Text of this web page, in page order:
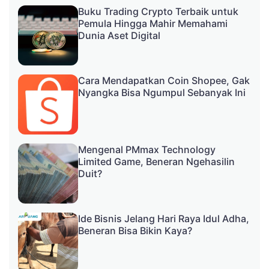
Buku Trading Crypto Terbaik untuk
Pemula Hingga Mahir Memahami
Dunia Aset Digital
Cara Mendapatkan Coin Shopee, Gak
Nyangka Bisa Ngumpul Sebanyak Ini
Mengenal PMmax Technology
Limited Game, Beneran Ngehasilin
Duit?
Ide Bisnis Jelang Hari Raya Idul Adha,
Beneran Bisa Bikin Kaya?